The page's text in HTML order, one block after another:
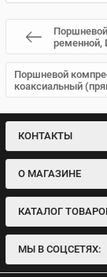
ременной,
Поршневой
коаксиальный
КОНТАКТЫ
О МАГАЗИНЕ
КАТАЛОГ
МЫ В СОЦСЕТЯХ: